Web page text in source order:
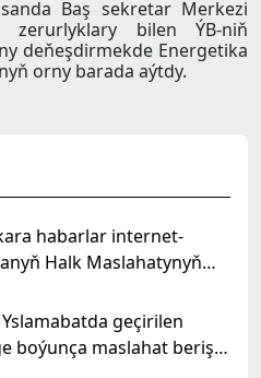
Baş sekretar Merkezi
zerurlyklary bilen ÝB-niň
deňeşdirmekde Energetika
orny barada aýtdy.
habarlar internet-
Halk Maslahatynyň
geçirilen
boýunça maslahat beriş